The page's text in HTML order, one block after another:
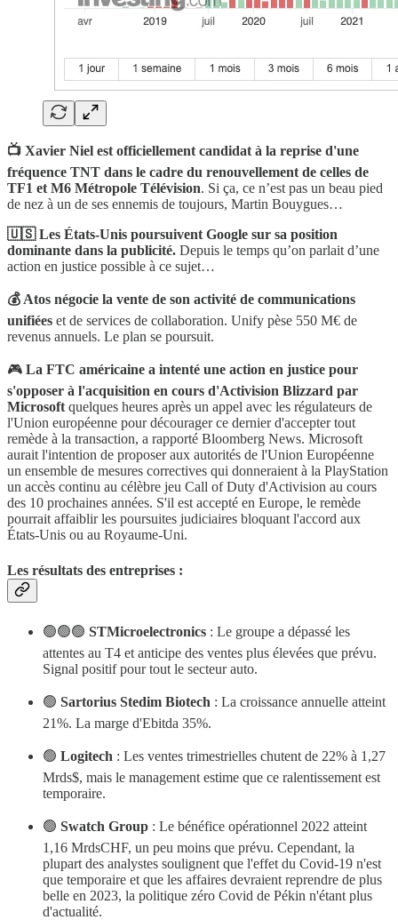
📺 Xavier Niel est officiellement candidat à la reprise d'une
fréquence TNT dans le cadre du renouvellement de celles de
TF1 et M6 Métropole Télévision. Si ça, ce n’est pas un beau pied
de nez à un de ses ennemis de toujours, Martin Bouygues…
🇺🇸 Les États-Unis poursuivent Google sur sa position
dominante dans la publicité. Depuis le temps qu’on parlait d’une
action en justice possible à ce sujet…
💰 Atos négocie la vente de son activité de communications
unifiées et de services de collaboration. Unify pèse 550 M€ de
revenus annuels. Le plan se poursuit.
🎮 La FTC américaine a intenté une action en justice pour
s'opposer à l'acquisition en cours d'Activision Blizzard par
Microsoftquelques heures après un appel avec les régulateurs de
l'Union européenne pour décourager ce dernier d'accepter tout
remède à la transaction, a rapporté Bloomberg News. Microsoft
aurait l'intention de proposer aux autorités de l'Union Européenne
un ensemble de mesures correctives qui donneraient à la PlayStation
un accès continu au célèbre jeu Call of Duty d'Activision au cours
des 10 prochaines années. S'il est accepté en Europe, le remède
pourrait affaiblir les poursuites judiciaires bloquant l'accord aux
États-Unis ou au Royaume-Uni.
Les résultats des entreprises :
🟢🟢🟢 STMicroelectronics : Le groupe a dépassé les
attentes au T4 et anticipe des ventes plus élevées que prévu.
Signal positif pour tout le secteur auto.
🟢 Sartorius Stedim Biotech : La croissance annuelle atteint
21%. La marge d'Ebitda 35%.
🟢 Logitech : Les ventes trimestrielles chutent de 22% à 1,27
Mrds$, mais le management estime que ce ralentissement est
temporaire.
🟢 Swatch Group : Le bénéfice opérationnel 2022 atteint
1,16 MrdsCHF, un peu moins que prévu. Cependant, la
plupart des analystes soulignent que l'effet du Covid-19 n'est
que temporaire et que les affaires devraient reprendre de plus
belle en 2023, la politique zéro Covid de Pékin n'étant plus
d'actualité.